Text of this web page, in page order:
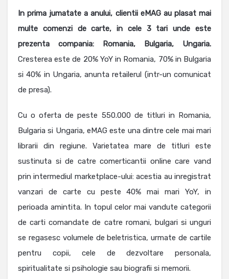
In prima jumatate a anului, clientii eMAG au plasat mai
multe comenzi de carte, in cele 3 tari unde este
prezenta compania: Romania, Bulgaria, Ungaria.
Cresterea este de 20% YoY in Romania, 70% in Bulgaria
si 40% in Ungaria, anunta retailerul (intr-un comunicat
de presa).
Cu o oferta de peste 550.000 de titluri in Romania,
Bulgaria si Ungaria, eMAG este una dintre cele mai mari
librarii din regiune. Varietatea mare de titluri este
sustinuta si de catre comerticantii online care vand
prin intermediul marketplace-ului: acestia au inregistrat
vanzari de carte cu peste 40% mai mari YoY, in
perioada amintita. In topul celor mai vandute categorii
de carti comandate de catre romani, bulgari si unguri
se regasesc volumele de beletristica, urmate de cartile
pentru copii, cele de dezvoltare personala,
spiritualitate si psihologie sau biografii si memorii.